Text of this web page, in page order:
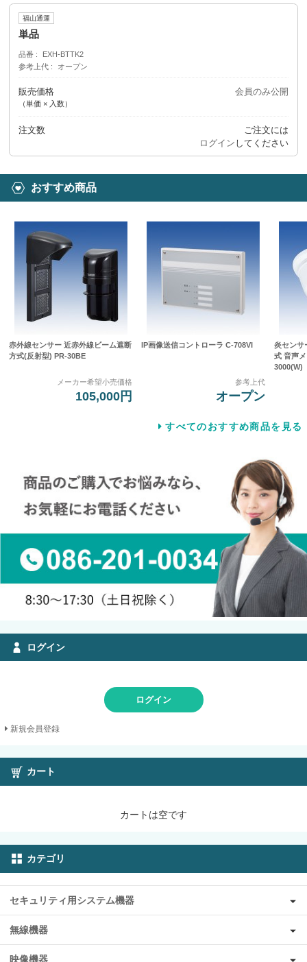
福山通運
単品
品番
EXH-BTTK2
参考上代
オープン
販売価格
（単価 × 入数）
会員のみ公開
注文数
ご注文には
ログイン してください
おすすめ商品
赤外線センサー 近赤外線ビーム遮断
方式(反射型) PR-30BE
メーカー希望小売価格
105,000円
IP画像送信コントローラ C-708VI
参考上代
オープン
炎センサ
式 音声
3000(W)
すべてのおすすめ商品を見る
ログイン
ログイン
新規会員登録
カート
カートは空です
カテゴリ
セキュリティ用システム機器
無線機器
映像機器